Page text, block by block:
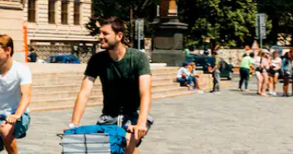
vers le haut et vers le bas, ou en appuyant dessus et